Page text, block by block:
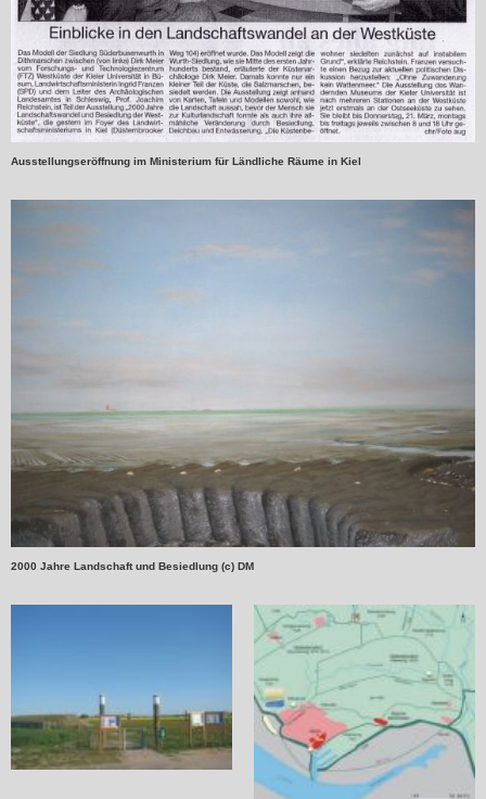
Ausstellungseröffnung im Ministerium für Ländliche Räume in Kiel
2000 Jahre Landschaft und Besiedlung (c) DM